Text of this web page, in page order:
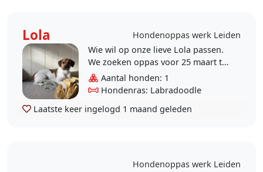
Lola
Hondenoppas werk Leiden
Wie wil op onze lieve Lola passen.
We zoeken oppas voor 25 maart tot
31 maart
Aantal honden: 1
Hondenras: Labradoodle
Laatste keer ingelogd 1 maand geleden
Hondenoppas werk Leiden